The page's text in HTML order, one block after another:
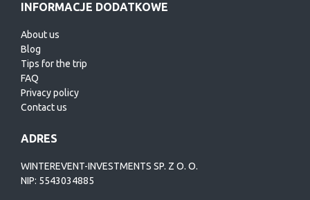
INFORMACJE DODATKOWE
About us
Blog
Tips for the trip
FAQ
Privacy policy
Contact us
ADRES
WINTEREVENT-INVESTMENTS SP. Z O. O.
NIP: 5543034885